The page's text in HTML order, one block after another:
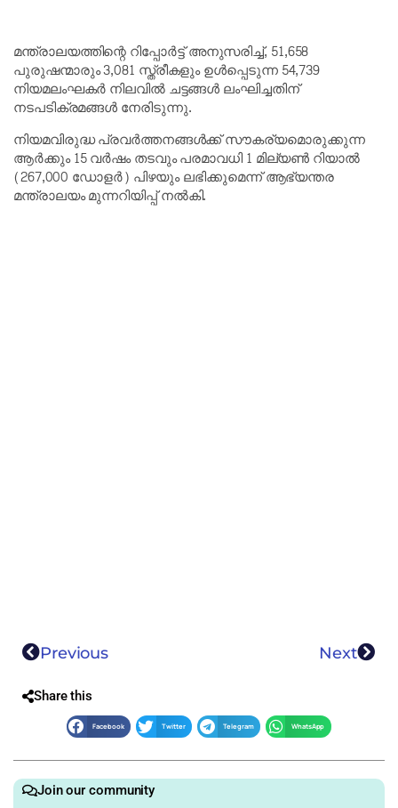
മന്ത്രാലയത്തിന്റെ റിപ്പോർട്ട് അനുസരിച്ച്, 51,658
പുരുഷന്മാരും 3,081 സ്ത്രീകളും ഉൾപ്പെടുന്ന 54,739
നിയമലംഘകർ നിലവിൽ ചട്ടങ്ങൾ ലംഘിച്ചതിന്
നടപടിക്രമങ്ങൾ നേരിടുന്നു.
നിയമവിരുദ്ധ പ്രവർത്തനങ്ങൾക്ക് സൗകര്യമൊരുക്കുന്ന
ആർക്കും 15 വർഷം തടവും പരമാവധി 1 മില്യൺ റിയാൽ
(267,000 ഡോളർ) പിഴയും ലഭിക്കുമെന്ന് ആഭ്യന്തര
മന്ത്രാലയം മുന്നറിയിപ്പ് നൽകി.
Previous Next
Share this
Facebook Twitter Telegram WhatsApp
Join our community